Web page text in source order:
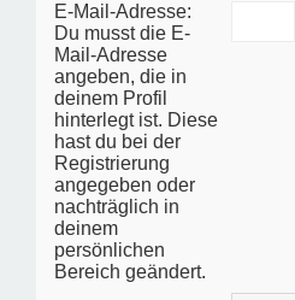
E-Mail-Adresse:
Du musst die E-
Mail-Adresse
angeben, die in
deinem Profil
hinterlegt ist. Diese
hast du bei der
Registrierung
angegeben oder
nachträglich in
deinem
persönlichen
Bereich geändert.